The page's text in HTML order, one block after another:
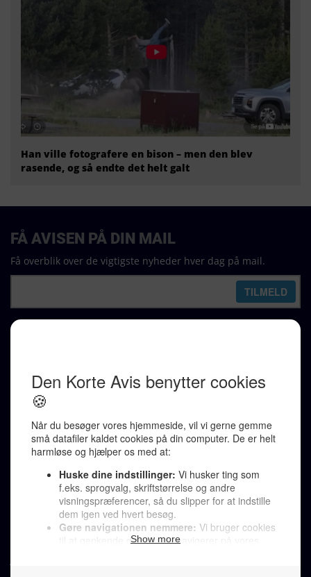
Han ville fotografere en bison – men den blev
rasende, og så endte det helt galt
Karen Jespersen
Redaktionen kontaktes via mail til
redaktion@denkorteavis.dk
Telefonsvarer 20 30 10 96
Von Ostensgade 22, 2791 Dragør
LINKS
Tidligere aviser >
Støt Den Korte Avis >
FÅ AVISEN PÅ DIN MAIL
Få overblik over de vigtigste nyheder hver dag på mail.